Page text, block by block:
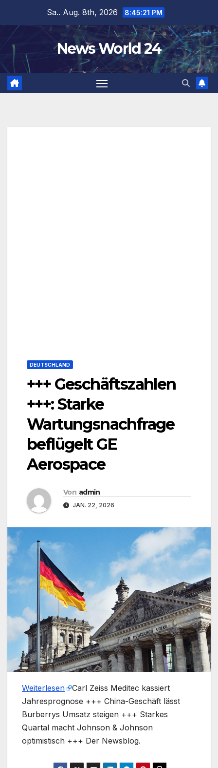
springen
Sa.. Aug. 8th, 2026 8:45:21 PM
News World 24
DEUTSCHLAND
+++ Geschäftszahlen
+++: Starke
Wartungsnachfrage
beflügelt GE
Aerospace
Von admin
JAN. 22, 2026
Weiterlesen
​Carl Zeiss Meditec kassiert
Jahresprognose +++ China-Geschäft lässt
Burberrys Umsatz steigen +++ Starkes
Quartal macht Johnson & Johnson
optimistisch +++ Der Newsblog.